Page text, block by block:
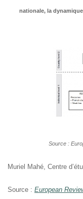
nationale, la
Source :
Muriel Mahé, Centre
Source : European